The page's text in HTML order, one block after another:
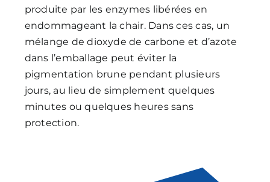
produite par les enzymes libérées en
endommageant la chair. Dans ces cas, un
mélange de dioxyde de carbone et d’azote
dans l’emballage peut éviter la
pigmentation brune pendant plusieurs
jours, au lieu de simplement quelques
minutes ou quelques heures sans
protection.